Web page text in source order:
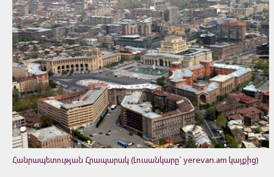
Հանրապետության Հրապարակ (Լուսանկարը` yerevan.am կայքից)